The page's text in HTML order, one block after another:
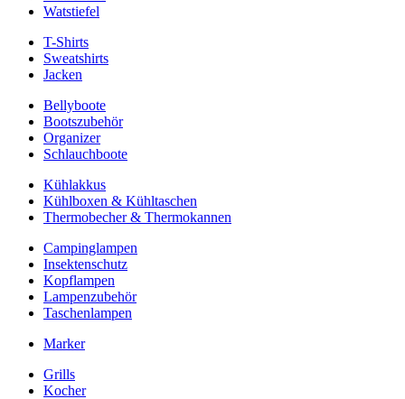
Watstiefel
T-Shirts
Sweatshirts
Jacken
Bellyboote
Bootszubehör
Organizer
Schlauchboote
Kühlakkus
Kühlboxen & Kühltaschen
Thermobecher & Thermokannen
Campinglampen
Insektenschutz
Kopflampen
Lampenzubehör
Taschenlampen
Marker
Grills
Kocher